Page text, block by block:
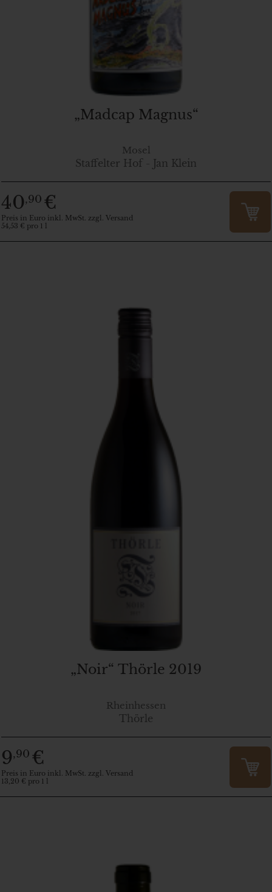
„Madcap Magnus“
Mosel
Staffelter Hof - Jan Klein
40,90 €
Preis in Euro inkl. MwSt. zzgl. Versand
54,53 € pro 1 l
„Noir“ Thörle 2019
Rheinhessen
Thörle
9,90 €
Preis in Euro inkl. MwSt. zzgl. Versand
13,20 € pro 1 l